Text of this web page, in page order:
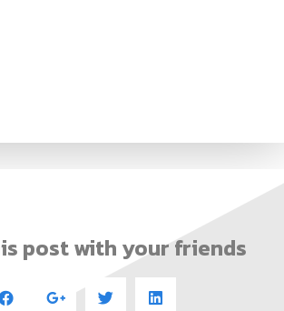
post with your friends